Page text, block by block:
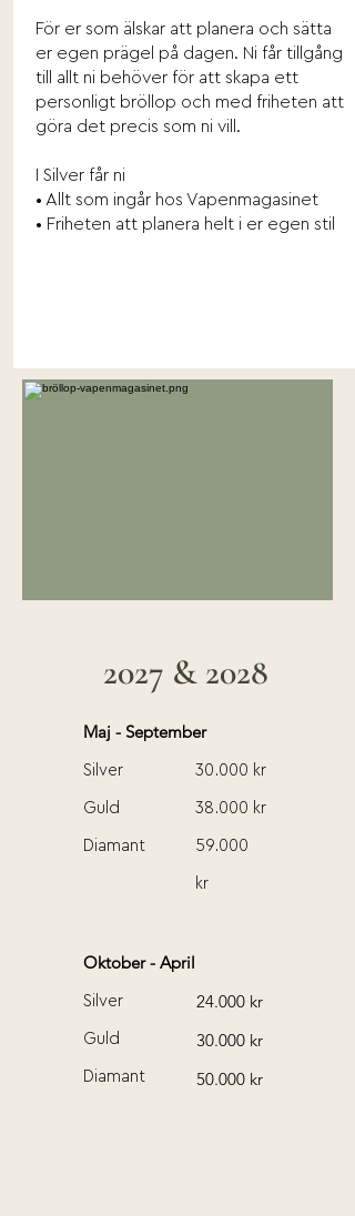
För er som älskar att planera och sätta
er egen prägel på dagen. Ni får tillgång
till allt ni behöver för att skapa ett
personligt bröllop och med friheten att
göra det precis som ni vill.
I Silver får ni
• Allt som ingår hos Vapenmagasinet
• Friheten att planera helt i er egen stil
2027 & 2028
Maj - September
Silver
Guld
Diamant
30.000 kr
38.000 kr
59.000
kr
Oktober - April
Silver
Guld
Diamant
24.000 kr
30.000 kr
50.000 kr